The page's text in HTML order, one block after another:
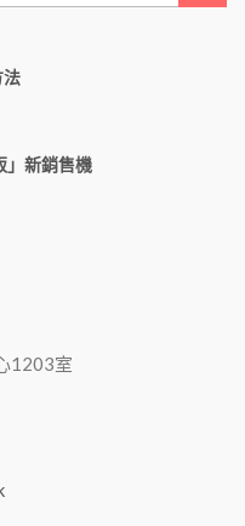
法
」新銷售機
1203室